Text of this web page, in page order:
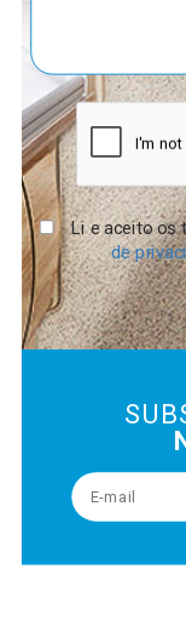
Li e aceito os
de